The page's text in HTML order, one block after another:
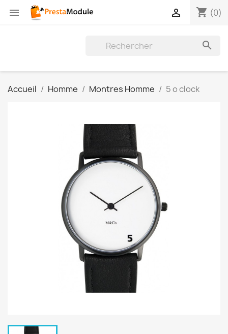
 shopping_cart (0)


Accueil Homme Montres Homme 5 o clock